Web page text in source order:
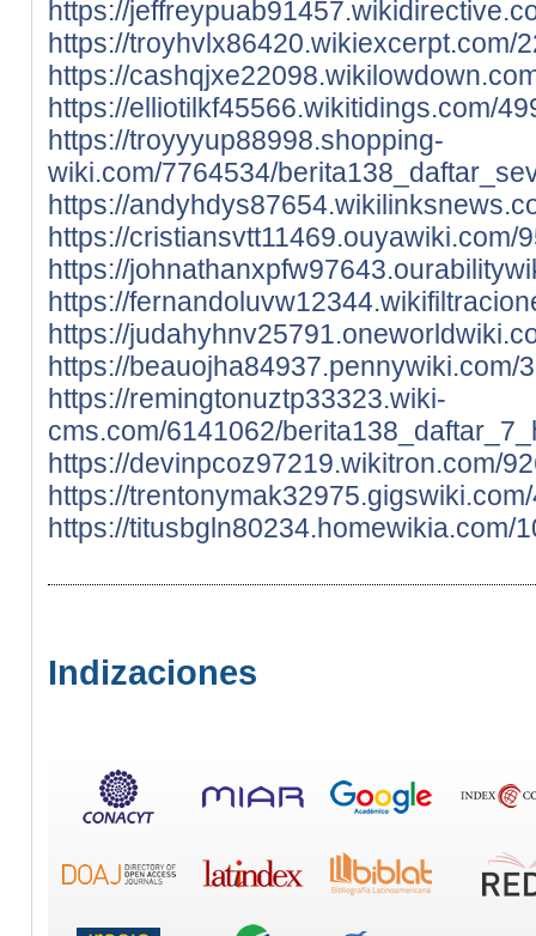
https://
https://
https://
https://elliotilkf45566.wikitidings.com/
https://troyyyup88998.shopping-
wiki.com/7764534/
https://
https://
https://
https://
https://
https://
https://remingtonuztp33323.wiki-
cms.com/6141062/
https://devinpcoz97219.wikitron.com/
https://
https://
Indizaciones